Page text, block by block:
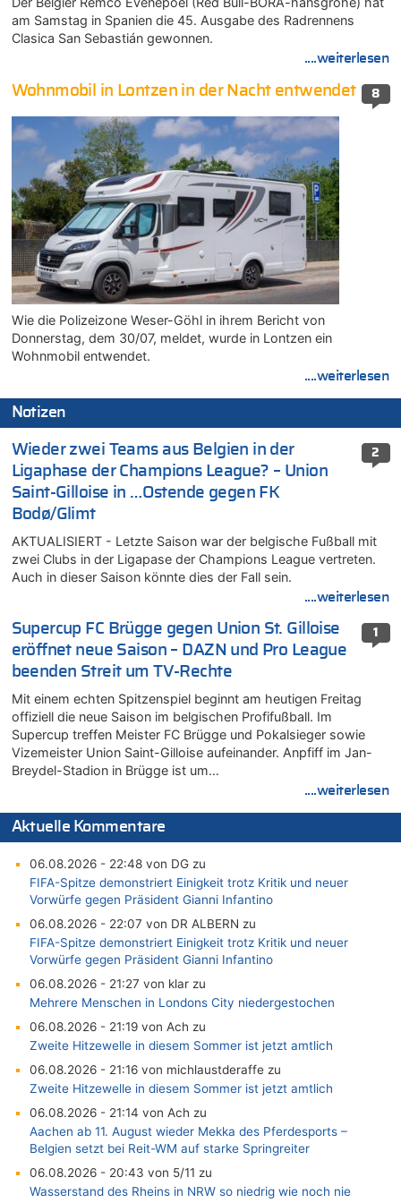
am Samstag in Spanien die 45. Ausgabe des Radrennens
Clasica San Sebastián gewonnen.
....weiterlesen
8
Wohnmobil in Lontzen in der Nacht entwendet
Wie die Polizeizone Weser-Göhl in ihrem Bericht von
Donnerstag, dem 30/07, meldet, wurde in Lontzen ein
Wohnmobil entwendet.
....weiterlesen
Notizen
2
Wieder zwei Teams aus Belgien in der
Ligaphase der Champions League? – Union
Saint-Gilloise in …Ostende gegen FK
Bodø/Glimt
AKTUALISIERT - Letzte Saison war der belgische Fußball mit
zwei Clubs in der Ligapase der Champions League vertreten.
Auch in dieser Saison könnte dies der Fall sein.
....weiterlesen
1
Supercup FC Brügge gegen Union St. Gilloise
eröffnet neue Saison – DAZN und Pro League
beenden Streit um TV-Rechte
Mit einem echten Spitzenspiel beginnt am heutigen Freitag
offiziell die neue Saison im belgischen Profifußball. Im
Supercup treffen Meister FC Brügge und Pokalsieger sowie
Vizemeister Union Saint-Gilloise aufeinander. Anpfiff im Jan-
Breydel-Stadion in Brügge ist um…
....weiterlesen
Aktuelle Kommentare
06.08.2026 - 22:48 von DG zu
FIFA-Spitze demonstriert Einigkeit trotz Kritik und neuer
Vorwürfe gegen Präsident Gianni Infantino
06.08.2026 - 22:07 von DR ALBERN zu
FIFA-Spitze demonstriert Einigkeit trotz Kritik und neuer
Vorwürfe gegen Präsident Gianni Infantino
06.08.2026 - 21:27 von klar zu
Mehrere Menschen in Londons City niedergestochen
06.08.2026 - 21:19 von Ach zu
Zweite Hitzewelle in diesem Sommer ist jetzt amtlich
06.08.2026 - 21:16 von michlaustderaffe zu
Zweite Hitzewelle in diesem Sommer ist jetzt amtlich
06.08.2026 - 21:14 von Ach zu
Aachen ab 11. August wieder Mekka des Pferdesports –
Belgien setzt bei Reit-WM auf starke Springreiter
06.08.2026 - 20:43 von 5/11 zu
Wasserstand des Rheins in NRW so niedrig wie noch nie